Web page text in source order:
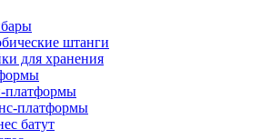
штанги
для хранения
платформы
платформы
батут